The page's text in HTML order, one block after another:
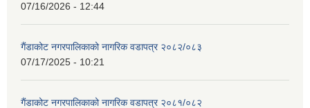
07/16/2026 - 12:44
गैंडाकोट नगरपालिकाको नागरिक वडापत्र २०८२/०८३
07/17/2025 - 10:21
गैंडाकोट नगरपालिकाको नागरिक वडापत्र २०८१/०८२